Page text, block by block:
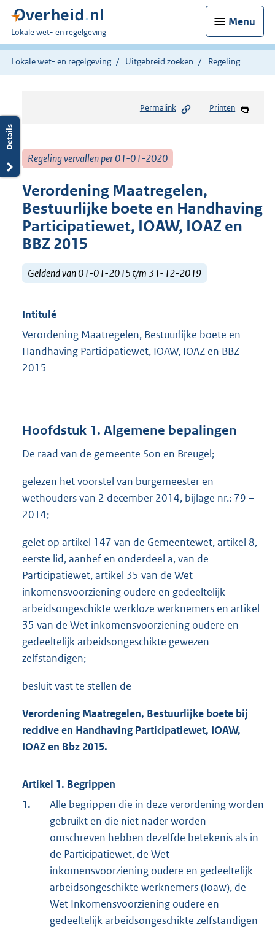
Menu
U
bent
hier:
Lokale wet- en regelgeving
Lokale wet- en regelgeving Uitgebreid zoeken Regeling
Permalink Printen
Regeling vervallen per 01-01-2020
Verordening Maatregelen,
Bestuurlijke boete en Handhaving
Participatiewet, IOAW, IOAZ en
BBZ 2015
Geldend van 01-01-2015 t/m 31-12-2019
Intitulé
Verordening Maatregelen, Bestuurlijke boete en
Handhaving Participatiewet, IOAW, IOAZ en BBZ
2015
Hoofdstuk 1. Algemene bepalingen
De raad van de gemeente Son en Breugel;
gelezen het voorstel van burgemeester en
wethouders van 2 december 2014, bijlage nr.: 79 –
2014;
gelet op artikel 147 van de Gemeentewet, artikel 8,
eerste lid, aanhef en onderdeel a, van de
Participatiewet, artikel 35 van de Wet
inkomensvoorziening oudere en gedeeltelijk
arbeidsongeschikte werkloze werknemers en artikel
35 van de Wet inkomensvoorziening oudere en
gedeeltelijk arbeidsongeschikte gewezen
zelfstandigen;
besluit vast te stellen de
Verordening Maatregelen, Bestuurlijke boete bij
recidive en Handhaving Participatiewet, IOAW,
IOAZ en Bbz 2015.
Artikel 1. Begrippen
1.
Alle begrippen die in deze verordening worden
gebruikt en die niet nader worden
omschreven hebben dezelfde betekenis als in
de Participatiewet, de Wet
inkomensvoorziening oudere en gedeeltelijk
arbeidsongeschikte werknemers (Ioaw), de
Wet Inkomensvoorziening oudere en
gedeeltelijk arbeidsongeschikte zelfstandigen